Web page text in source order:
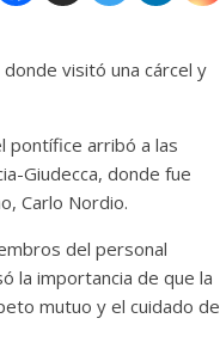
visitó una cárcel y
pontífice arribó a las
Giudecca, donde fue
Carlo Nordio.
del personal
la importancia de que la
mutuo y el cuidado de